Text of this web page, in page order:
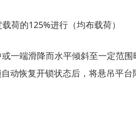
荷的125%进行（均布载荷）
一端滑降而水平倾斜至一定范
动恢复开锁状态后，将悬吊平